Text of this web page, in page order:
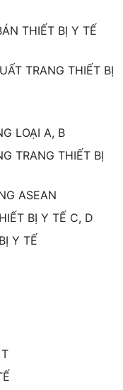
THIẾT BỊ Y TẾ
TRANG THIẾT BỊ
LOẠI A, B
TRANG THIẾT BỊ
ASEAN
BỊ Y TẾ C, D
Y TẾ